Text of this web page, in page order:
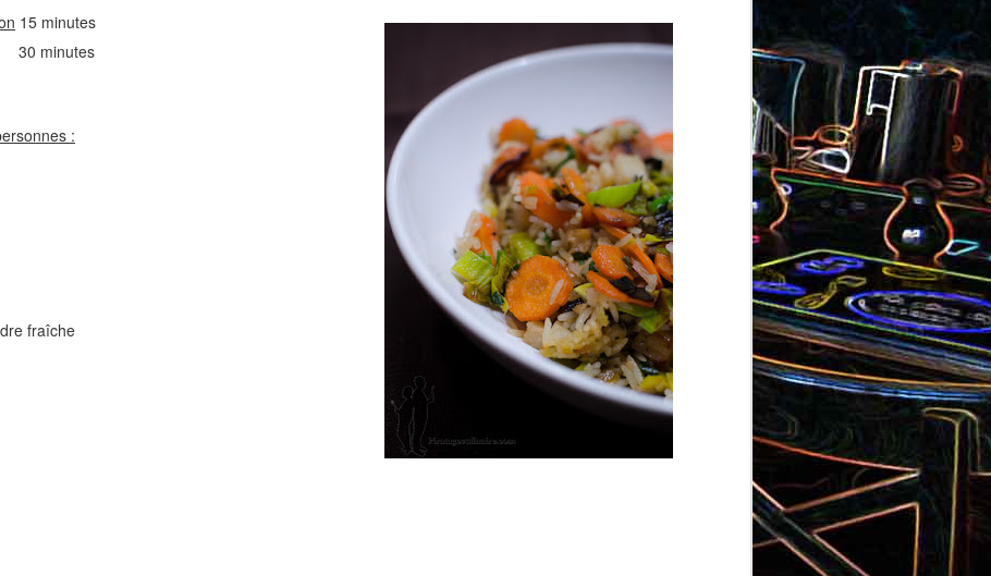
15 minutes
30 minutes
:
fraîche
Cake au chèvre et au jambon
serrano Canistrelli aux amandes et
aux noisettes
Gnocchi au pesto de
pistaches